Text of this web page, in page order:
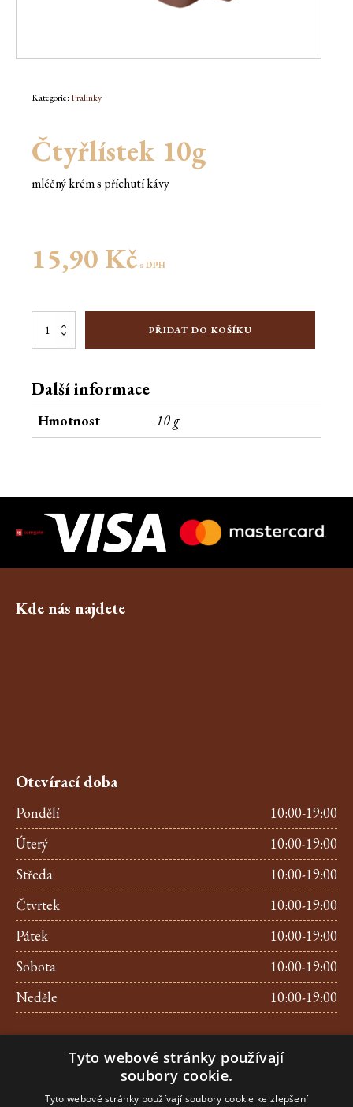
Kategorie: Pralinky
Čtyřlístek 10g
mléčný krém s příchutí kávy
15,90 Kč s DPH
Čtyřlístek
PŘIDAT DO KOŠÍKU
Další informace
Hmotnost 10 g
Kde nás najdete
Otevírací doba
Pondělí
10:00-19:00
Úterý
10:00-19:00
Středa
10:00-19:00
Čtvrtek
10:00-19:00
Pátek
10:00-19:00
Sobota
10:00-19:00
Neděle
10:00-19:00
Kontakt
+420 257 312 209
E-mail.:info@pralinkyujezd.cz
Tyto webové stránky používají
soubory cookie.
Tyto webové stránky používají soubory cookie ke zlepšení